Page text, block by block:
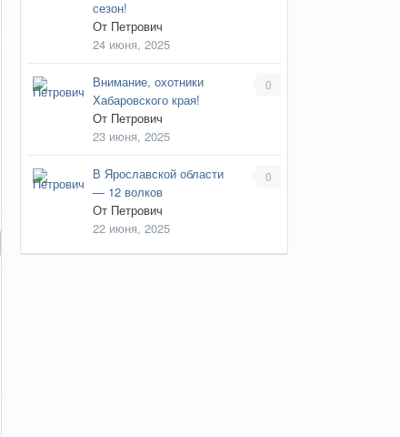
сезон!
От Петрович
24 июня, 2025
0
Внимание, охотники
Хабаровского края!
От Петрович
23 июня, 2025
0
В Ярославской области
— 12 волков
От Петрович
22 июня, 2025